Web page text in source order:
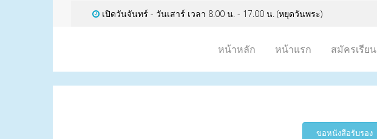
เปิดวันจันทร์ - วันเสาร์ เวลา 8.00 น. - 17.00 น. (หยุดวันพระ)
หน้าหลัก หน้าแรก สมัครเรียน
ขอหนังสือรับรอง